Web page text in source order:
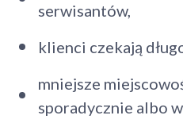
serwisantów,
klienci czekają
mniejsze
sporadycznie albo